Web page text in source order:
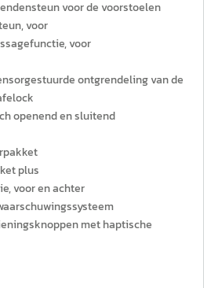
voor de voorstoelen
voor
voor
ontgrendeling van de
openend en sluitend
plus
voor en achter
met haptische